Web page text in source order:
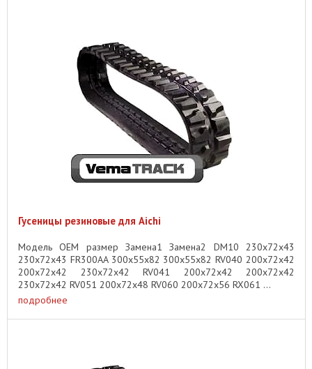
Гусеницы резиновые для Aichi
Модель OEM размер Замена1 Замена2 DM10 230x72x43
230x72x43 FR300AA 300x55x82 300x55x82 RV040 200x72x42
200x72x42 230x72x42 RV041 200x72x42 200x72x42
230x72x42 RV051 200x72x48 RV060 200x72x56 RX061 ...
подробнее